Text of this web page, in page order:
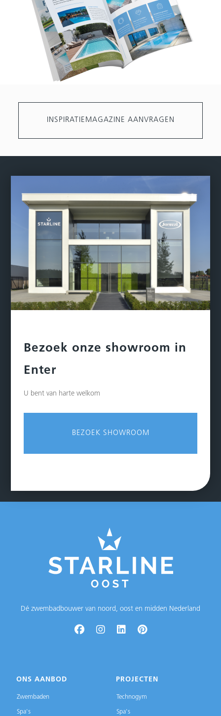
INSPIRATIEMAGAZINE AANVRAGEN
Bezoek onze showroom in
Enter
U bent van harte welkom
BEZOEK SHOWROOM
Dé zwembadbouwer van noord, oost en midden Nederland
ONS AANBOD
Zwembaden
Spa's
PROJECTEN
Technogym
Spa's